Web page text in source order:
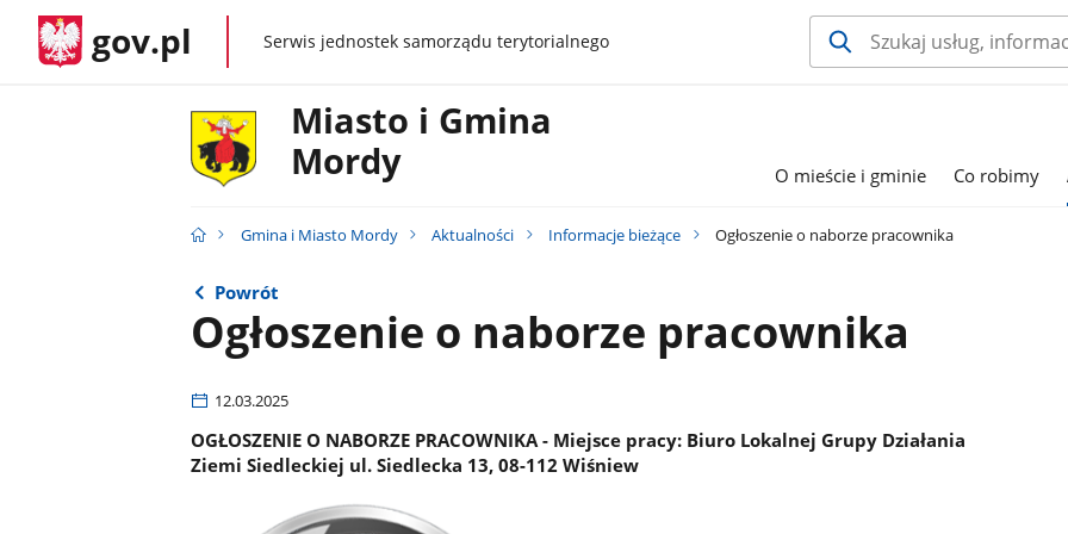
gov.pl gov.plSerwis jednostek samorządu terytorialnego
Miasto i Gmina
Mordy
O mieście i gminie Co robimy
Gmina i Miasto Mordy Aktualności Informacje bieżące Ogłoszenie o naborze pracownika
Powrót
Ogłoszenie o naborze pracownika
12.03.2025
OGŁOSZENIE O NABORZE PRACOWNIKA - Miejsce pracy: Biuro Lokalnej Grupy Działania
Ziemi Siedleckiej ul. Siedlecka 13, 08-112 Wiśniew